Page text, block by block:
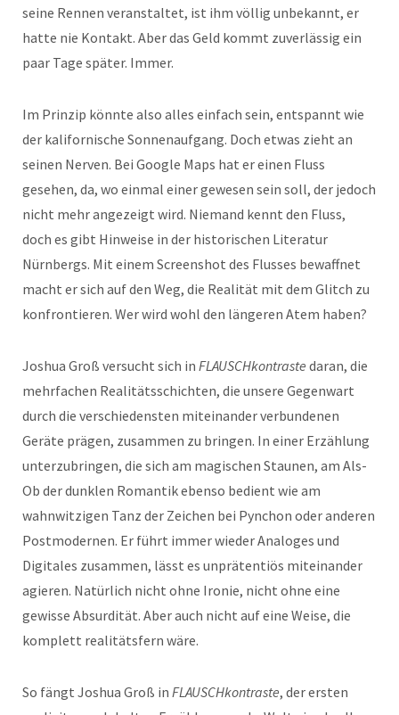
seine Rennen veranstaltet, ist ihm völlig unbekannt, er
hatte nie Kontakt. Aber das Geld kommt zuverlässig ein
paar Tage später. Immer.
Im Prinzip könnte also alles einfach sein, entspannt wie
der kalifornische Sonnenaufgang. Doch etwas zieht an
seinen Nerven. Bei Google Maps hat er einen Fluss
gesehen, da, wo einmal einer gewesen sein soll, der jedoch
nicht mehr angezeigt wird. Niemand kennt den Fluss,
doch es gibt Hinweise in der historischen Literatur
Nürnbergs. Mit einem Screenshot des Flusses bewaffnet
macht er sich auf den Weg, die Realität mit dem Glitch zu
konfrontieren. Wer wird wohl den längeren Atem haben?
Joshua Groß versucht sich in FLAUSCHkontraste daran, die
mehrfachen Realitätsschichten, die unsere Gegenwart
durch die verschiedensten miteinander verbundenen
Geräte prägen, zusammen zu bringen. In einer Erzählung
unterzubringen, die sich am magischen Staunen, am Als-
Ob der dunklen Romantik ebenso bedient wie am
wahnwitzigen Tanz der Zeichen bei Pynchon oder anderen
Postmodernen. Er führt immer wieder Analoges und
Digitales zusammen, lässt es unprätentiös miteinander
agieren. Natürlich nicht ohne Ironie, nicht ohne eine
gewisse Absurdität. Aber auch nicht auf eine Weise, die
komplett realitätsfern wäre.
So fängt Joshua Groß in FLAUSCHkontraste, der ersten